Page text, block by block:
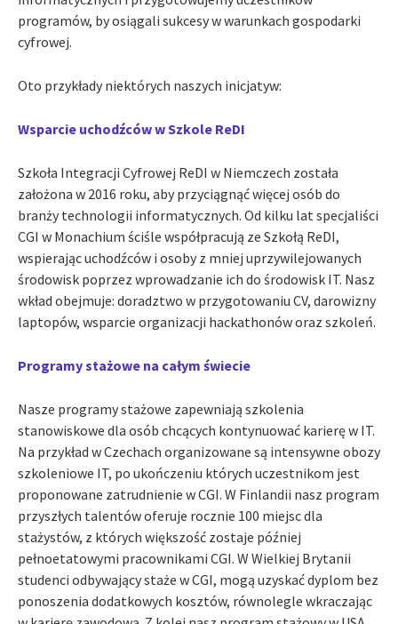
programów, by osiągali sukcesy w warunkach gospodarki
cyfrowej.
Oto przykłady niektórych naszych inicjatyw:
Wsparcie uchodźców w Szkole ReDI
Szkoła Integracji Cyfrowej ReDI w Niemczech została
założona w 2016 roku, aby przyciągnąć więcej osób do
branży technologii informatycznych. Od kilku lat specjaliści
CGI w Monachium ściśle współpracują ze Szkołą ReDI,
wspierając uchodźców i osoby z mniej uprzywilejowanych
środowisk poprzez wprowadzanie ich do środowisk IT. Nasz
wkład obejmuje: doradztwo w przygotowaniu CV, darowizny
laptopów, wsparcie organizacji hackathonów oraz szkoleń.
Programy stażowe na całym świecie
Nasze programy stażowe zapewniają szkolenia
stanowiskowe dla osób chcących kontynuować karierę w IT.
Na przykład w Czechach organizowane są intensywne obozy
szkoleniowe IT, po ukończeniu których uczestnikom jest
proponowane zatrudnienie w CGI. W Finlandii nasz program
przyszłych talentów oferuje rocznie 100 miejsc dla
stażystów, z których większość zostaje później
pełnoetatowymi pracownikami CGI. W Wielkiej Brytanii
studenci odbywający staże w CGI, mogą uzyskać dyplom bez
ponoszenia dodatkowych kosztów, równolegle wkraczając